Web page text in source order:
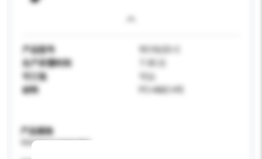
产品型号
9510LED-C
生产所需时间
7-30 日
可订造
可以
材料
PC+ABC+FE
产品规格
请提供您对产品的特定要求。